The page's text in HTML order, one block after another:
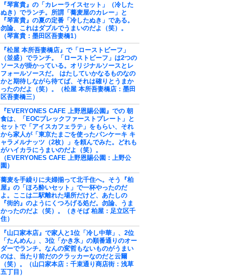
『琴富貴』の「カレーライスセット」（冷した
ぬき）でランチ。所謂「蕎麦屋のカレー」と
『琴富貴』の夏の定番「冷したぬき」である。
勿論、これはダブルでうまいのだよ（笑）。
（琴富貴：墨田区吾妻橋1）
『松屋 本所吾妻橋店』で「ローストビーフ」
（並盛）でランチ。「ローストビーフ」は2つの
ソースが掛かっている。オリジナルソースとレ
フォールソースだ。 はたしていかなるものなの
かと期待しながら待てば、それは確りとうまか
ったのだよ（笑）。（松屋 本所吾妻橋店：墨田
区吾妻橋三）
『EVERYONES CAFE 上野恩賜公園』での 朝
食は、「EOCブレックファーストプレート」と
セットで「アイスカフェラテ」をもらい、それ
から家人が「東京たまごを使ったパンケーキ キ
ャラメルナッツ（2枚）」を頼んでみた。どれも
がハイカラにうまいのだよ（笑）。
（EVERYONES CAFE 上野恩賜公園：上野公
園）
蕎麦を手繰りに夫婦揃って北千住へ。そう『柏
屋』の「ほろ酔いセット」で一杯やったのだ
よ。ここは二駅離れた場所だけど、あたしの
『街的』のようにくつろげる処だ。勿論、うま
かったのだよ（笑）。（きそば 柏屋：足立区千
住）
『山口家本店』で家人と1位「冷し中華」、2位
「たんめん」、3位「かき氷」の順番通りのオー
ダーでランチ。なんの変哲もないものがうまい
のは、当たり前だのクラッカーなのだと云爾
（笑）。（山口家本店：千束通り商店街：浅草
五丁目）